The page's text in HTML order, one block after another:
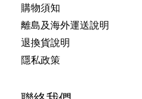
購物須知
離島及海外運送說明
退換貨說明
隱私政策